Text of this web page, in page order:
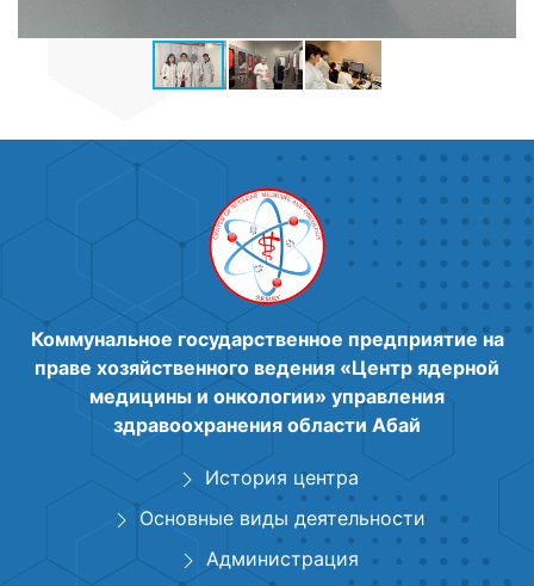
Коммунальное государственное предприятие на
праве хозяйственного ведения «Центр ядерной
медицины и онкологии» управления
здравоохранения области Абай
История центра
Основные виды деятельности
Администрация